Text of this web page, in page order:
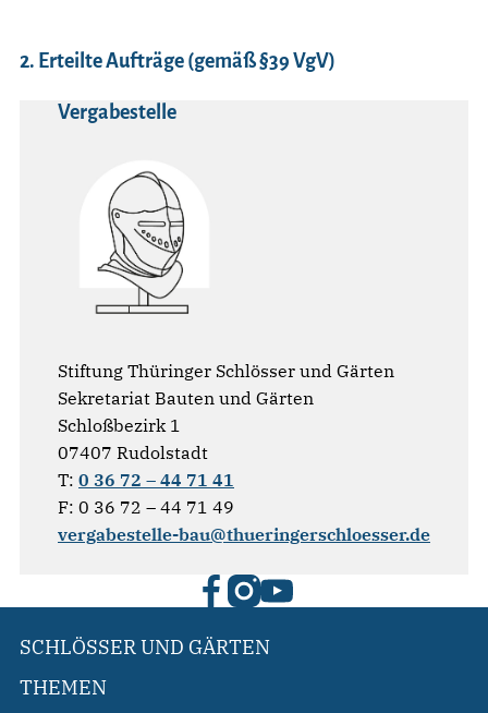
2. Erteilte Aufträge (gemäß §39 VgV)
Vergabestelle
Stiftung Thüringer Schlösser und Gärten
Sekretariat Bauten und Gärten
Schloßbezirk 1
07407 Rudolstadt
T: 0 36 72 – 44 71 41
F: 0 36 72 – 44 71 49
vergabestelle-bau@thueringerschloesser.de
SCHLÖSSER UND GÄRTEN
THEMEN